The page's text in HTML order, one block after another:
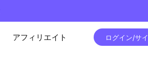
アフィリエイト ログイン/サ